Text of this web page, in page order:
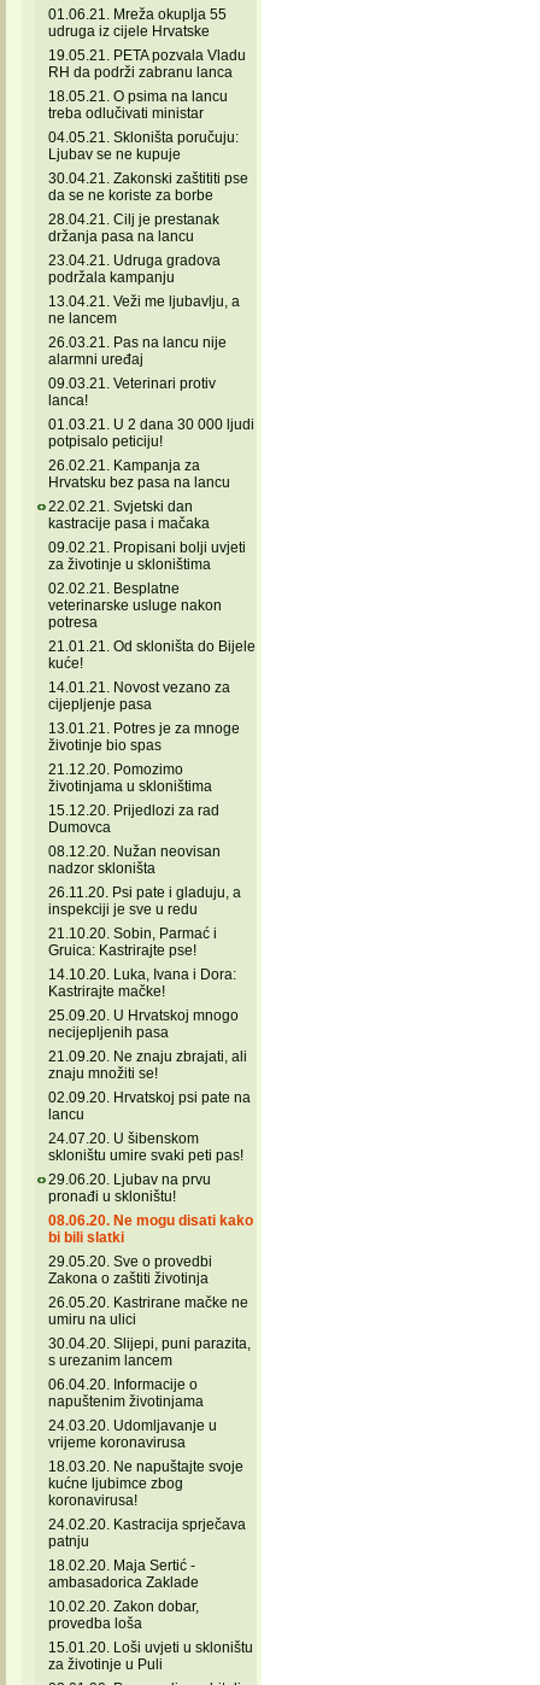
01.06.21. Mreža okuplja 55
udruga iz cijele Hrvatske
19.05.21. PETA pozvala Vladu
RH da podrži zabranu lanca
18.05.21. O psima na lancu
treba odlučivati ministar
04.05.21. Skloništa poručuju:
Ljubav se ne kupuje
30.04.21. Zakonski zaštititi pse
da se ne koriste za borbe
28.04.21. Cilj je prestanak
držanja pasa na lancu
23.04.21. Udruga gradova
podržala kampanju
13.04.21. Veži me ljubavlju, a
ne lancem
26.03.21. Pas na lancu nije
alarmni uređaj
09.03.21. Veterinari protiv
lanca!
01.03.21. U 2 dana 30 000 ljudi
potpisalo peticiju!
26.02.21. Kampanja za
Hrvatsku bez pasa na lancu
22.02.21. Svjetski dan
kastracije pasa i mačaka
09.02.21. Propisani bolji uvjeti
za životinje u skloništima
02.02.21. Besplatne
veterinarske usluge nakon
potresa
21.01.21. Od skloništa do Bijele
kuće!
14.01.21. Novost vezano za
cijepljenje pasa
13.01.21. Potres je za mnoge
životinje bio spas
21.12.20. Pomozimo
životinjama u skloništima
15.12.20. Prijedlozi za rad
Dumovca
08.12.20. Nužan neovisan
nadzor skloništa
26.11.20. Psi pate i gladuju, a
inspekciji je sve u redu
21.10.20. Sobin, Parmać i
Gruica: Kastrirajte pse!
14.10.20. Luka, Ivana i Dora:
Kastrirajte mačke!
25.09.20. U Hrvatskoj mnogo
necijepljenih pasa
21.09.20. Ne znaju zbrajati, ali
znaju množiti se!
02.09.20. Hrvatskoj psi pate na
lancu
24.07.20. U šibenskom
skloništu umire svaki peti pas!
29.06.20. Ljubav na prvu
pronađi u skloništu!
08.06.20. Ne mogu disati kako
bi bili slatki
29.05.20. Sve o provedbi
Zakona o zaštiti životinja
26.05.20. Kastrirane mačke ne
umiru na ulici
30.04.20. Slijepi, puni parazita,
s urezanim lancem
06.04.20. Informacije o
napuštenim životinjama
24.03.20. Udomljavanje u
vrijeme koronavirusa
18.03.20. Ne napuštajte svoje
kućne ljubimce zbog
koronavirusa!
24.02.20. Kastracija sprječava
patnju
18.02.20. Maja Sertić -
ambasadorica Zaklade
10.02.20. Zakon dobar,
provedba loša
15.01.20. Loši uvjeti u skloništu
za životinje u Puli